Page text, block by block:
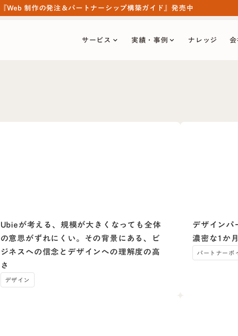
『Web 制作の発注＆パートナーシップ構築ガイド』発売中
サービス keyboard_arrow_down 実績・事例 keyboard_arrow_down ナレッジ
Ubieが考える、規模が大きくなっても全体
の意思がずれにくい。その背景にある、ビ
ジネスへの信念とデザインへの理解度の高
さ
デザイン
デザインパ
濃密な1か
パートナーボ